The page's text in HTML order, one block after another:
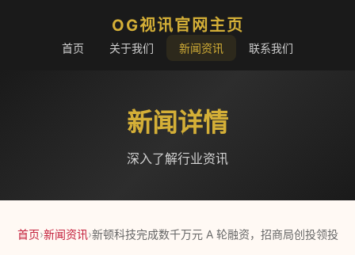
OG视讯官网主页
首页 关于我们 新闻资讯 联系我们
新闻详情
深入了解行业资讯
首页›新闻资讯›新顿科技完成数千万元 A 轮融资，招商局创投领投